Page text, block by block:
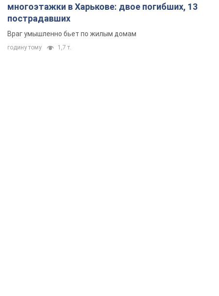
многоэтажки в Харькове: двое погибших, 13
пострадавших
Враг умышленно бьет по жилым домам
годину тому 1,7 т.